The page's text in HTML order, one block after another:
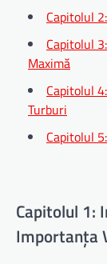
Capitolul
Capitolul
Maximă
Capitolul
Turburi
Capitolul
Capitolul 1:
Importanța